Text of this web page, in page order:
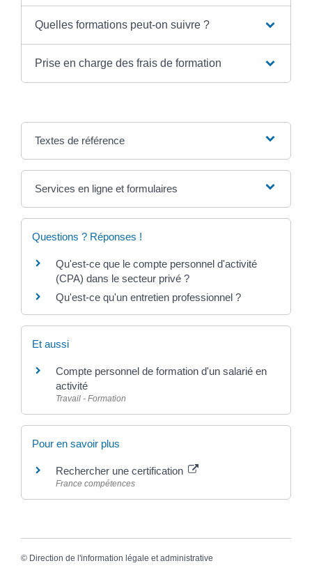
Quelles formations peut-on suivre ?
Prise en charge des frais de formation
Textes de référence
Services en ligne et formulaires
Questions ? Réponses !
Qu'est-ce que le compte personnel d'activité
(CPA) dans le secteur privé ?
Qu'est-ce qu'un entretien professionnel ?
Et aussi
Compte personnel de formation d'un salarié en
activité
Travail - Formation
Pour en savoir plus
Rechercher une certification
France compétences
© Direction de l'information légale et administrative